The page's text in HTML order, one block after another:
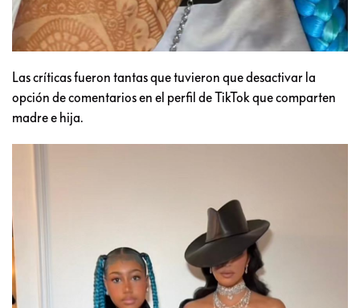
Las críticas fueron tantas que tuvieron que desactivar la
opción de comentarios en el perfil de TikTok que comparten
madre e hija.